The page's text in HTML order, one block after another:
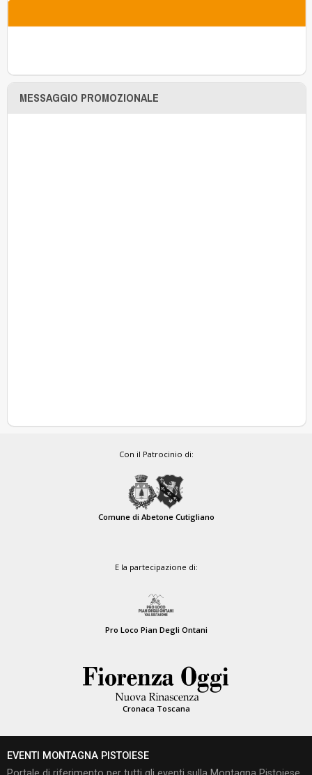
MESSAGGIO PROMOZIONALE
Con il Patrocinio di:
Comune di Abetone Cutigliano
E la partecipazione di:
Pro Loco Pian Degli Ontani
Cronaca Toscana
EVENTI MONTAGNA PISTOIESE